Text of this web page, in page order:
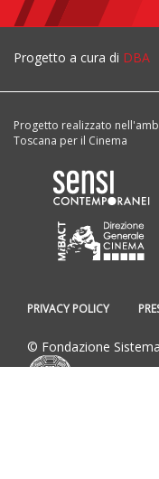
Progetto a cura di DBA
Progetto realizzato
Toscana per il Cinema
PRIVACY POLICY
© Fondazione